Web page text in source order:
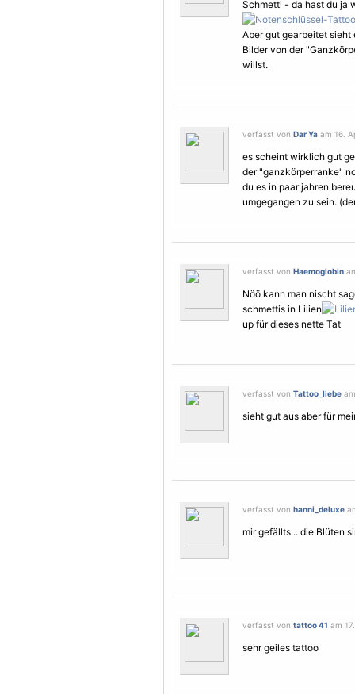
Schmetti - da hast du ja
Aber gut gearbeitet sieht
Bilder von der
willst.
verfasst von Dar Ya am 16.
es scheint wirklich gut
der "ganzkörperranke"
du es in paar jahren
umgegangen zu sein.
verfasst von Haemoglobin
Nöö kann man nischt
schmettis in Lilien
up für dieses nette Tat
verfasst von Tattoo_liebe
sieht gut aus aber für
verfasst von hanni_deluxe
mir gefällts... die Blüten
verfasst von tattoo 41 am
sehr geiles tattoo